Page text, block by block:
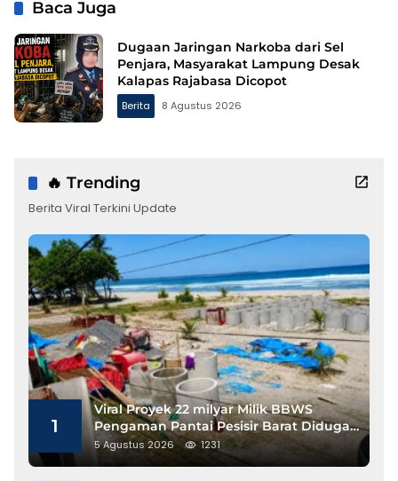
Baca Juga
Dugaan Jaringan Narkoba dari Sel
Penjara, Masyarakat Lampung Desak
Kalapas Rajabasa Dicopot
Berita 8 Agustus 2026
🔥 Trending
Berita Viral Terkini Update
1
Viral Proyek 22 milyar Milik BBWS
Pengaman Pantai Pesisir Barat Diduga
Gunakan Besi Banci
5 Agustus 2026 1231